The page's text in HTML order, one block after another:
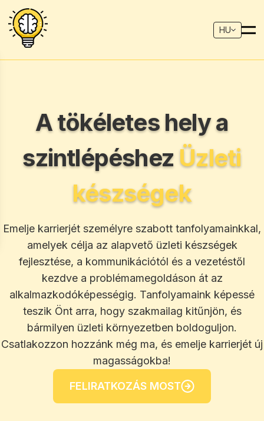
HU
A tökéletes hely a
szintlépéshez Üzleti
készségek
Emelje karrierjét személyre szabott tanfolyamainkkal,
amelyek célja az alapvető üzleti készségek
fejlesztése, a kommunikációtól és a vezetéstől
kezdve a problémamegoldáson át az
alkalmazkodóképességig. Tanfolyamaink képessé
teszik Önt arra, hogy szakmailag kitűnjön, és
bármilyen üzleti környezetben boldoguljon.
Csatlakozzon hozzánk még ma, és emelje karrierjét új
magasságokba!
FELIRATKOZÁS MOST